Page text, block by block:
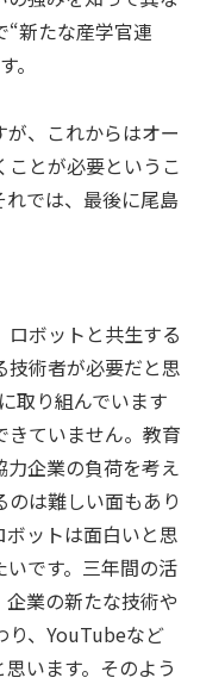
“新たな産学官連
。
、これからはオー
ことが必要というこ
れでは、最後に尾島
ボットと共生する
技術者が必要だと思
取り組んでいます
ていません。教育
企業の負荷を考え
は難しい面もあり
ットは面白いと思
です。三年間の活
業の新たな技術や
り、YouTubeなど
います。そのよう